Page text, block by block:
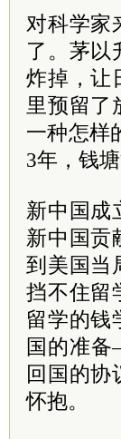
对科学家
了。茅以
炸掉，让
里预留了
一种怎样
3年，钱
新中国成
新中国贡
到美国当
挡不住留
留学的钱
国的准
回国的协
怀抱。